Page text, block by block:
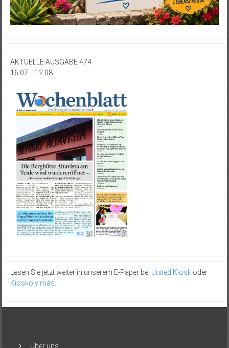
AKTUELLE AUSGABE 474
16.07. - 12.08.
Lesen Sie jetzt weiter in unserem E-Paper bei United Kioskoder
Kiosko y más.
Über uns